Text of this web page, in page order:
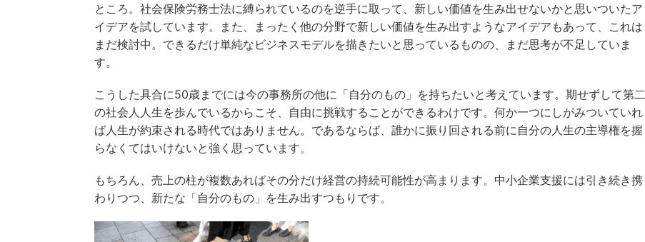
ところ。社会保険労務士法に縛られているのを逆手に取って、新しい価値を生み出せないかと思いついたア
イデアを試しています。また、まったく他の分野で新しい価値を生み出すようなアイデアもあって、これは
まだ検討中。できるだけ単純なビジネスモデルを描きたいと思っているものの、まだ思考が不足していま
す。
こうした具合に50歳までには今の事務所の他に「自分のもの」を持ちたいと考えています。期せずして第二
の社会人人生を歩んでいるからこそ、自由に挑戦することができるわけです。何か一つにしがみついていれ
ば人生が約束される時代ではありません。であるならば、誰かに振り回される前に自分の人生の主導権を握
らなくてはいけないと強く思っています。
もちろん、売上の柱が複数あればその分だけ経営の持続可能性が高まります。中小企業支援には引き続き携
わりつつ、新たな「自分のもの」を生み出すつもりです。